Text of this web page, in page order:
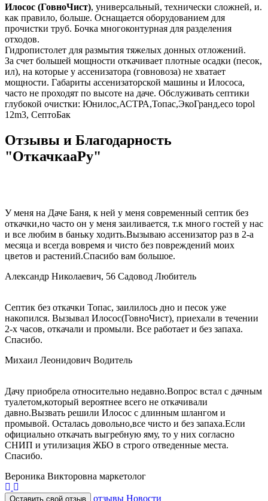
Илосоc (ГовноЧист), универсальный, технически сложней, и.
как правило, больше. Оснащается оборудованием для
прочистки труб. Бочка многоконтурная для разделения
отходов.
Гидропистолет для размытия тяжелых донных отложений.
За счет большей мощности откачивает плотные осадки (песок,
ил), на которые у ассенизатора (говновоза) не хватает
мощности. Габариты ассенизаторской машины и Илососа,
часто не проходят по высоте на даче. Обслуживать септики
глубокой очистки: Юнилос,АСТРА,Топас,ЭкоГранд,eco topol
12m3, СептоБак
Отзывы и Благодарность
"ОткачкааРу"
У меня на Даче Баня, к ней у меня современный септик без
откачки,но часто он у меня заиливается, т.к много гостей у нас
и все любим в баньку ходить.Вызываю ассенизатор раз в 2-а
месяца и всегда вовремя и чисто без повреждений моих
цветов и растений.Спасибо вам большое.
Александр Николаевич, 56 Садовод Любитель
Септик без откачки Топас, заилилось дно и песок уже
накопился. Вызывал Илосос(ГовноЧист), приехали в течении
2-х часов, откачали и промыли. Все работает и без запаха.
Спасибо.
Михаил Леонидович Водитель
Дачу приобрела относительно недавно.Вопрос встал с дачным
туалетом,который вероятнее всего не откачивали
давно.Вызвать решили Илосос с длинным шлангом и
промывой. Осталась довольно,все чисто и без запаха.Если
официально откачать выгребную яму, то у них согласно
СНИП и утилизация ЖБО в строго отведенные места.
Спасибо.
Вероника Викторовна маркетолог
Оставить свой отзыв отзывы Новости